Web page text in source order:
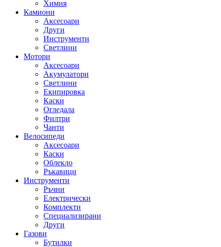
Химия
Камиони
Аксесоари
Други
Инструменти
Светлини
Мотори
Аксесоари
Акумулатори
Светлини
Екипировка
Каски
Огледала
Филтри
Чанти
Велосипеди
Аксесоари
Каски
Облекло
Ръкавици
Инструменти
Ръчни
Електрически
Комплекти
Специализирани
Други
Газови
Бутилки